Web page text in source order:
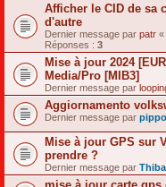
Afficher le CID de sa
d'autre
Dernier message par patr «
Réponses : 3
Mise à jour 2024
Media/Pro [MIB3]
Dernier message par
Aggiornamento
Dernier message par
Mise à jour GPS sur
prendre ?
Dernier message par